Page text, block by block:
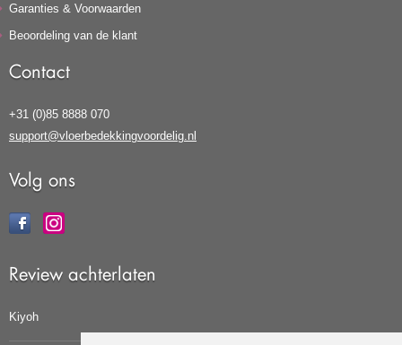
Garanties & Voorwaarden
Beoordeling van de klant
Contact
+31 (0)85 8888 070
support@vloerbedekkingvoordelig.nl
Volg ons
Review achterlaten
Kiyoh